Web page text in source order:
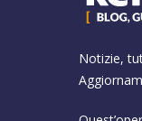
Notizie,